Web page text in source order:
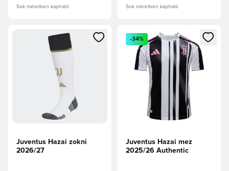
Sok méretben kapható Sok méretben kapható
Megnyit egy modált a bejelentkezéshez vagy a tagként
Juventus Hazai zokni
2026/27
Megnyit egy modált a
-34%
Juventus Hazai mez
2025/26 Authentic